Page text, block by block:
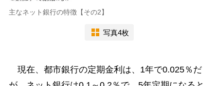
主なネット銀行の特徴【その2】
写真4枚
現在、都市銀行の定期金利は、1年で0.025％だ